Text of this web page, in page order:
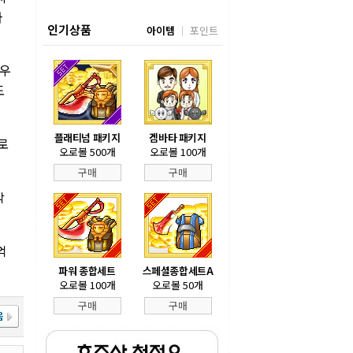
인기상품 아이템 포인트
플래티넘 패키지
오로볼 500개
구매
겜바타 패키지
오로볼 100개
구매
파워 종합세트
오로볼 100개
구매
스페셜종합세트A
오로볼 50개
구매